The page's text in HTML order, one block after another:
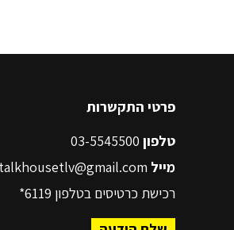
פרטי התקשרות
טלפון
מייל talkhousetlv@gmail.com
רכישת כרטיסים בטלפון 6119*